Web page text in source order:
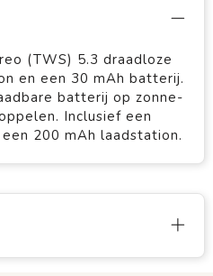
(TWS) 5.3 draadloze
en een 30 mAh batterij.
batterij op zonne-
Inclusief een
200 mAh laadstation.